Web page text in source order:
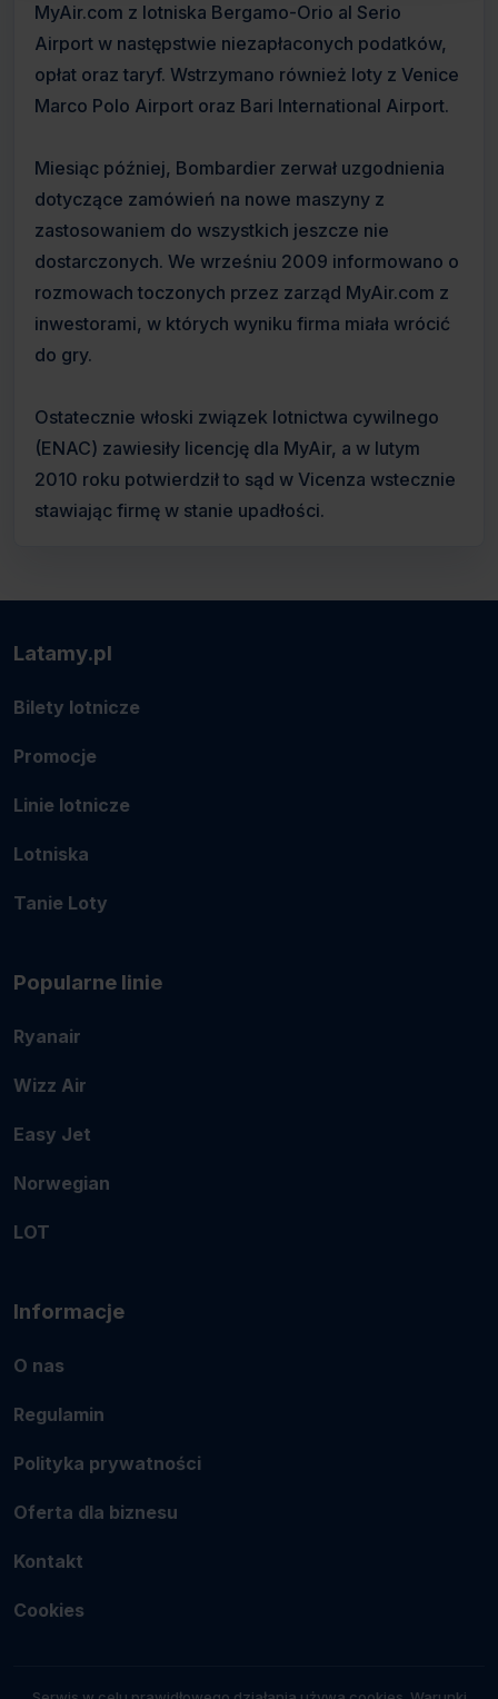
MyAir.com z lotniska Bergamo-Orio al Serio
Airport w następstwie niezapłaconych podatków,
opłat oraz taryf. Wstrzymano również loty z Venice
Marco Polo Airport oraz Bari International Airport.
Miesiąc później, Bombardier zerwał uzgodnienia
dotyczące zamówień na nowe maszyny z
zastosowaniem do wszystkich jeszcze nie
dostarczonych. We wrześniu 2009 informowano o
rozmowach toczonych przez zarząd MyAir.com z
inwestorami, w których wyniku firma miała wrócić
do gry.
Ostatecznie włoski związek lotnictwa cywilnego
(ENAC) zawiesiły licencję dla MyAir, a w lutym
2010 roku potwierdził to sąd w Vicenza wstecznie
stawiając firmę w stanie upadłości.
Latamy.pl
Bilety lotnicze
Promocje
Linie lotnicze
Lotniska
Tanie Loty
Popularne linie
Ryanair
Wizz Air
Easy Jet
Norwegian
LOT
Informacje
O nas
Regulamin
Polityka prywatności
Oferta dla biznesu
Kontakt
Cookies